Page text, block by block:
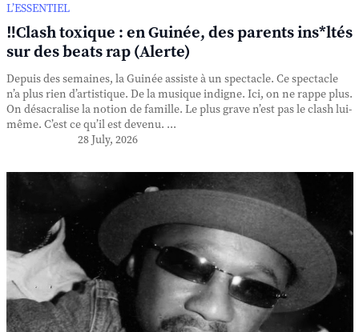
L’ESSENTIEL
‼️Clash toxique : en Guinée, des parents ins*ltés
sur des beats rap (Alerte)
Depuis des semaines, la Guinée assiste à un spectacle. Ce spectacle
n’a plus rien d’artistique. De la musique indigne. Ici, on ne rappe plus.
On désacralise la notion de famille. Le plus grave n’est pas le clash lui-
même. C’est ce qu’il est devenu. ...
28 July, 2026